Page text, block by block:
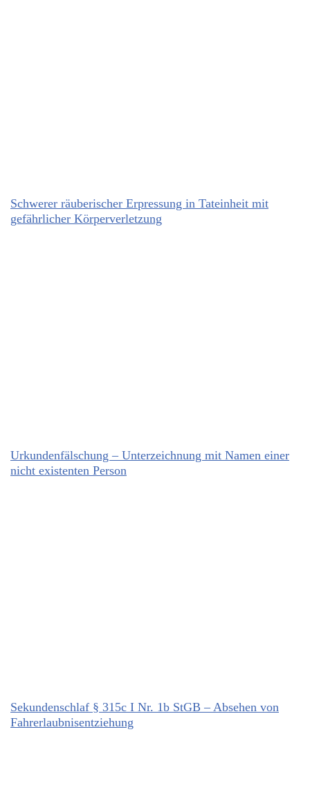
Schwerer räuberischer Erpressung in Tateinheit mit
gefährlicher Körperverletzung
Urkundenfälschung – Unterzeichnung mit Namen einer
nicht existenten Person
Sekundenschlaf § 315c I Nr. 1b StGB – Absehen von
Fahrerlaubnisentziehung